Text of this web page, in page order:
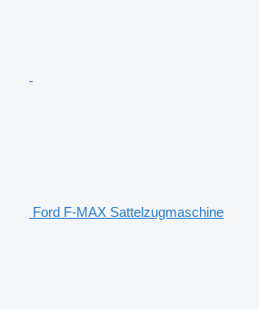
Ford F-MAX Sattelzugmaschine